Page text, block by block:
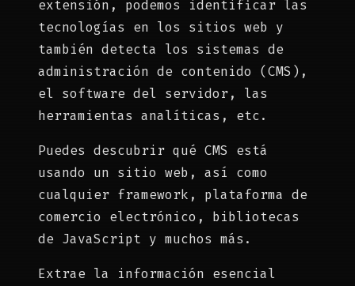
extensión, podemos identificar las
tecnologías en los sitios web y
también detecta los sistemas de
administración de contenido (CMS),
el software del servidor, las
herramientas analíticas, etc.
Puedes descubrir qué CMS está
usando un sitio web, así como
cualquier framework, plataforma de
comercio electrónico, bibliotecas
de JavaScript y muchos más.
Extrae la información esencial